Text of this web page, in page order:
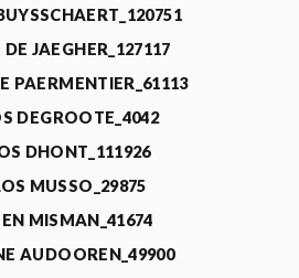
DE JAEGHER_127117
PAERMENTIER_61113
DEGROOTE_4042
DHONT_111926
MUSSO_29875
MISMAN_41674
AUDOOREN_49900